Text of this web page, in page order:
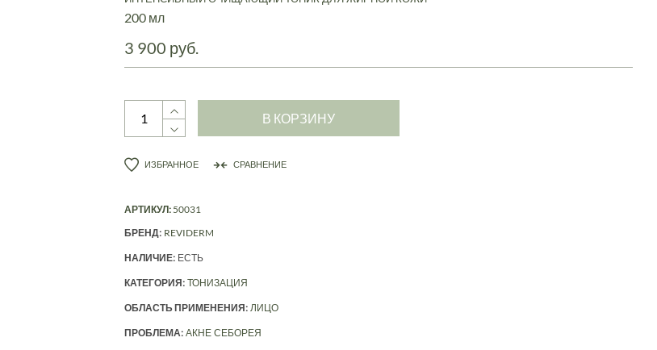
200 мл
3 900 руб.
В КОРЗИНУ
ИЗБРАННОЕ СРАВНЕНИЕ
АРТИКУЛ: 50031
БРЕНД: REVIDERM
НАЛИЧИЕ: ЕСТЬ
КАТЕГОРИЯ: ТОНИЗАЦИЯ
ОБЛАСТЬ ПРИМЕНЕНИЯ: ЛИЦО
ПРОБЛЕМА: АКНЕ СЕБОРЕЯ